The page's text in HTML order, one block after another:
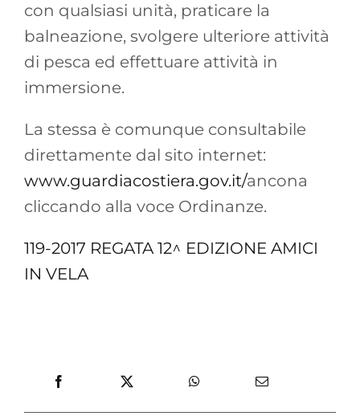
con qualsiasi unità, praticare la
balneazione, svolgere ulteriore attività
di pesca ed effettuare attività in
immersione.
La stessa è comunque consultabile
direttamente dal sito internet:
www.guardiacostiera.gov.it/ancona
cliccando alla voce Ordinanze.
119-2017 REGATA 12^ EDIZIONE AMICI
IN VELA